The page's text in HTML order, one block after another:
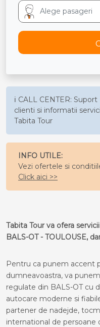
ℹ️ CALL CENTER: Suport
clienti si informatii
Tabita Tour
INFO UTILE:
Vezi ofertele si
Click aici >>
Tabita Tour va ofera
BALS-OT - TOULOUSE,
Pentru ca punem accent
dumneavoastra, va
regulate din BALS-OT cu
autocare moderne si
partener de nadejde,
international de persoane